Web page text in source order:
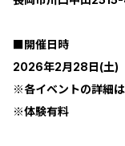
■開催日時
2026年2月28日(土)
※各イベントの詳細は
※体験有料